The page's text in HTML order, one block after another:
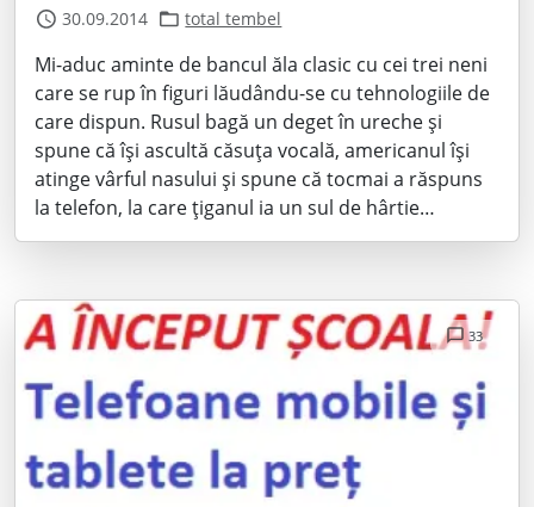
30.09.2014 total tembel
Mi-aduc aminte de bancul ăla clasic cu cei trei neni
care se rup în figuri lăudându-se cu tehnologiile de
care dispun. Rusul bagă un deget în ureche și
spune că își ascultă căsuța vocală, americanul își
atinge vârful nasului și spune că tocmai a răspuns
la telefon, la care țiganul ia un sul de hârtie…
33